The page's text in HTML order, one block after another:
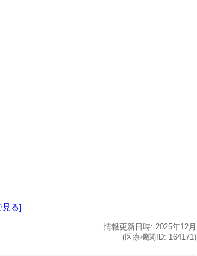
見る]
情報更新日時: 2025年12月
(医療機関ID: 164171)